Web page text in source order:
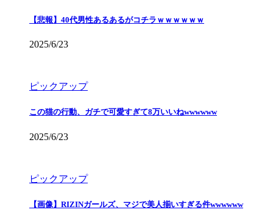
【悲報】40代男性あるあるがコチラｗｗｗｗｗｗ
2025/6/23
ピックアップ
この猫の行動、ガチで可愛すぎて8万いいねwwwwww
2025/6/23
ピックアップ
【画像】RIZINガールズ、マジで美人揃いすぎる件wwwwww